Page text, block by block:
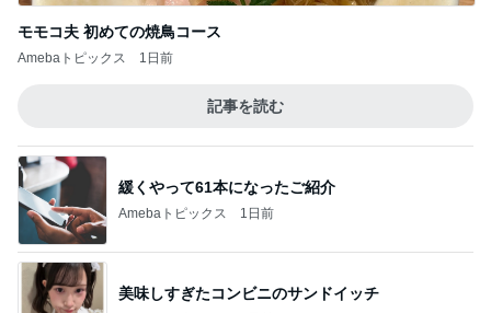
モモコ夫 初めての焼鳥コース
Amebaトピックス 1日前
記事を読む
緩くやって61本になったご紹介
Amebaトピックス 1日前
美味しすぎたコンビニのサンドイッチ